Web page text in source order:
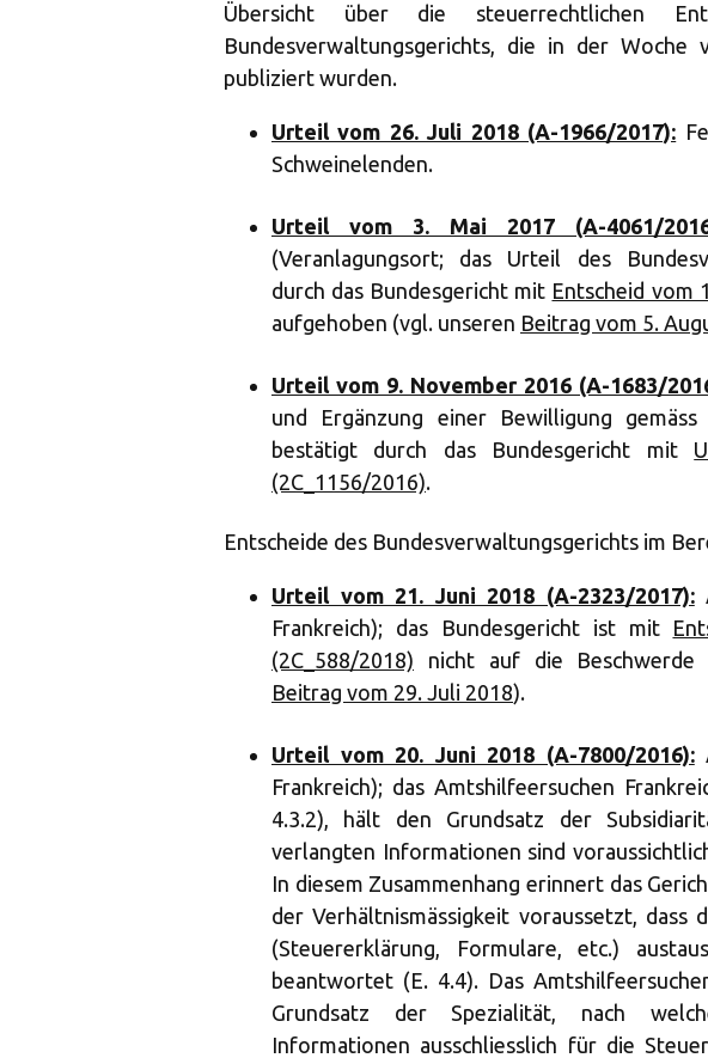
Übersicht über die steuerrechtlichen
Bundesverwaltungsgerichts, die in der
publiziert wurden.
Urteil vom 26. Juli 2018 (A-1966/2017):
Schweinelenden.
Urteil vom 3. Mai 2017 (A-4061/
(Veranlagungsort; das Urteil des
durch das Bundesgericht mit Entscheid vom
aufgehoben (vgl. unseren Beitrag vom 5.
Urteil vom 9. November 2016 (A-1683/
und Ergänzung einer Bewilligung
bestätigt durch das Bundesgericht mit
(2C_1156/2016).
Entscheide des Bundesverwaltungsgerichts im
Urteil vom 21. Juni 2018 (A-2323/2017):
Frankreich); das Bundesgericht ist mit
(2C_588/2018) nicht auf die Beschwerde
Beitrag vom 29. Juli 2018).
Urteil vom 20. Juni 2018 (A-7800/2016):
Frankreich); das Amtshilfeersuchen
4.3.2), hält den Grundsatz der
verlangten Informationen sind
In diesem Zusammenhang erinnert das
der Verhältnismässigkeit voraussetzt, dass
(Steuererklärung, Formulare, etc.)
beantwortet (E. 4.4). Das
Grundsatz der Spezialität, nach
Informationen ausschliesslich für die